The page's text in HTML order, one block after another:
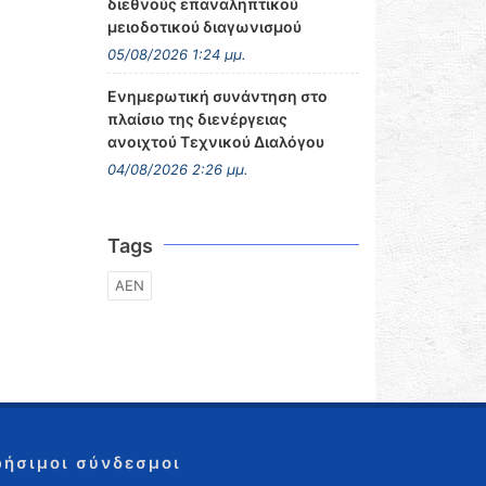
διεθνούς επαναληπτικού
μειοδοτικού διαγωνισμού
05/08/2026 1:24 μμ.
Ενημερωτική συνάντηση στο
πλαίσιο της διενέργειας
ανοιχτού Τεχνικού Διαλόγου
04/08/2026 2:26 μμ.
Tags
ΑΕΝ
σύνδεσμοι